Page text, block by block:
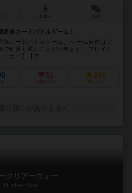
系カードバトルゲーム！
系カードバトルゲーム。 ゲーム自体はサ
で何度も遊ぶことが出来ます。 プレイヤ
ーカー】【ア...
51
お気に入り
241
持ってる
クリアーウォー
Nuclear War